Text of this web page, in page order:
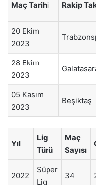
Maç Tarihi Rakip
20 Ekim
2023
28 Ekim
2023
05 Kasım
2023
Beşiktaş
Yıl
Lig
Türü
Maç
Sayısı
2022
Süper
Lig
34